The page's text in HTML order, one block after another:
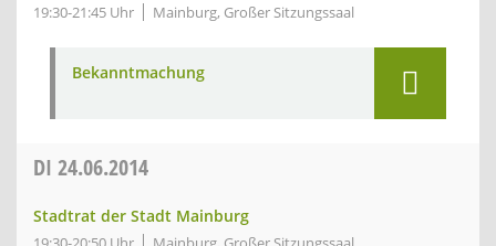
19:30-21:45 Uhr Mainburg, Großer Sitzungssaal
Bekanntmachung
DI 24.06.2014
Stadtrat der Stadt Mainburg